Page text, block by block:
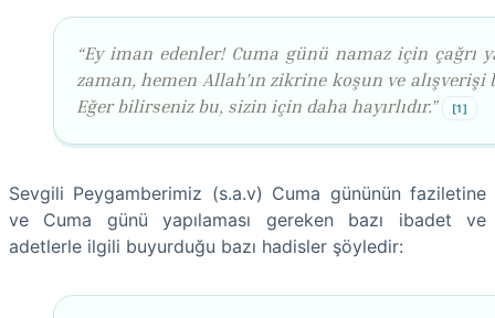
“Ey iman edenler! Cuma günü namaz için çağrı
zaman, hemen Allah’ın zikrine koşun ve alışverişi
Eğer bilirseniz bu, sizin için daha hayırlıdır.”
[1]
Sevgili Peygamberimiz (s.a.v) Cuma gününün faziletine
ve Cuma günü yapılaması gereken bazı ibadet ve
adetlerle ilgili buyurduğu bazı hadisler şöyledir: